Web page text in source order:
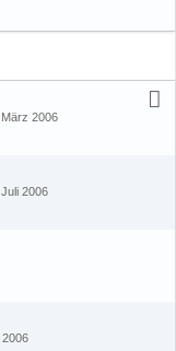
2006
2006
2006